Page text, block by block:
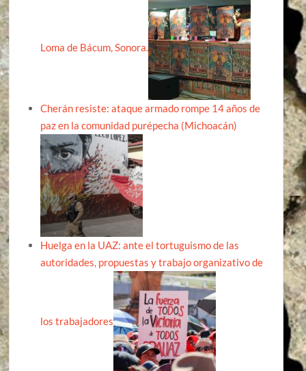
Loma de Bácum, Sonora.
Cherán resiste: ataque armado rompe 14 años de
paz en la comunidad purépecha (Michoacán)
Huelga en la UAZ: ante el tortuguismo de las
autoridades, propuestas y trabajo organizativo de
los trabajadores